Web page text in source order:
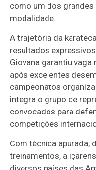
como um dos grandes
modalidade.
A trajetória da
resultados
Giovana garantiu vaga
após excelentes
campeonatos
integra o grupo de
convocados para
competições
Com técnica apurada,
treinamentos, a